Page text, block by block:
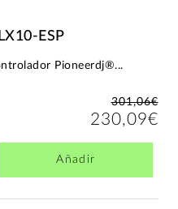
ESP
Pioneerdj®...
301,06€
230,09€
Añadir